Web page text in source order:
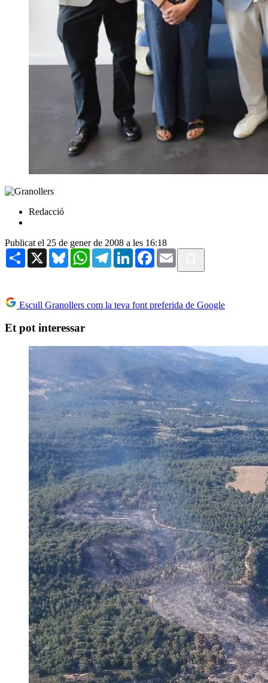
Redacció
Publicat el 25 de gener de 2008 a les 16:18
Share X BlueskyWhatsAppTelegramLinkedInFacebook
Email
Escull Granollers com la teva font preferida de Google
Et pot interessar